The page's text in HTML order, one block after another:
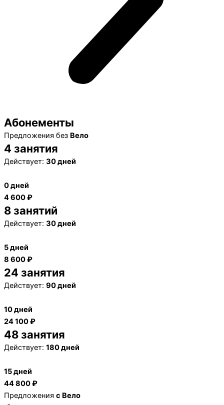
Абонементы
Предложения без Вело
4 занятия
Действует: 30 дней
0 дней
4 600 ₽
8 занятий
Действует: 30 дней
5 дней
8 600 ₽
24 занятия
Действует: 90 дней
10 дней
24 100 ₽
48 занятия
Действует: 180 дней
15 дней
44 800 ₽
Предложения с Вело